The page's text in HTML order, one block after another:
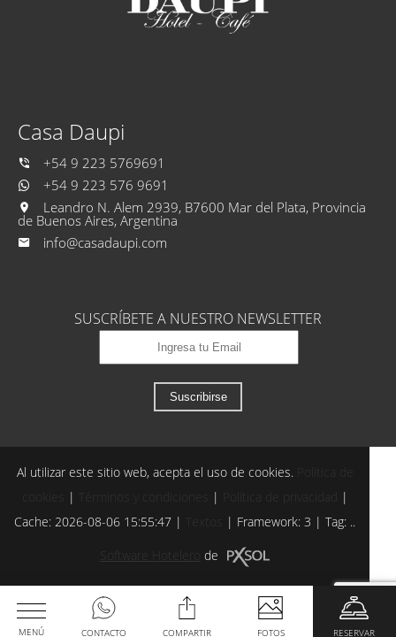
Casa Daupi
+54 9 223 5769691
+54 9 223 576 9691
Leandro N. Alem 2939, B7600 Mar del Plata, Provincia
de Buenos Aires, Argentina
info@casadaupi.com
SUSCRÍBETE A NUESTRO NEWSLETTER
Suscribirse
Al utilizar este sitio web, acepta el uso de cookies.
| |
|
Cache: 2026-08-06 15:55:47 |
| Framework: 3 | Tag: ..
de
MENÚ CONTACTO COMPARTIR FOTOS RESERVAR